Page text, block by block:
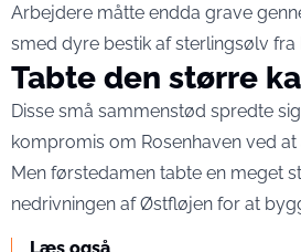
Arbejdere måtte endda grave
smed dyre bestik af sterlingsølv fra
Tabte den større
Disse små sammenstød spredte
kompromis om Rosenhaven ved
Men førstedamen tabte en meget
nedrivningen af Østfløjen for at